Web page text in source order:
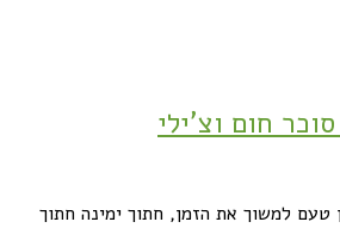
חום וצ'ילי
טעם למשוך את הזמן, חתוך ימינה חתוך